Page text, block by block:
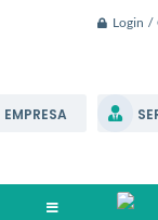
Login /
EMPRESA